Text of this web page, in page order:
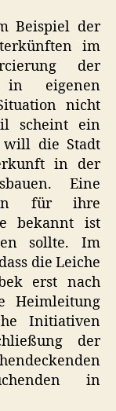
Beispiel der
im
der
in eigenen
nicht
scheint ein
will die Stadt
in der
Eine
für ihre
bekannt ist
sollte. Im
die Leiche
erst nach
Heimleitung
Initiativen
der
in